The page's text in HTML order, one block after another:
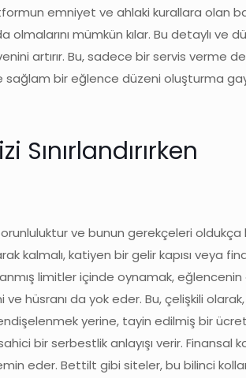
emniyet ve ahlaki kurallara olan
mümkün kılar. Bu detaylı ve
artırır. Bu, sadece bir servis verme
sağlam bir eğlence düzeni oluşturma
ve bunun gerekçeleri oldukça
kalmalı, katiyen bir gelir kapısı veya
limitler içinde oynamak, eğlencenin
hüsranı da yok eder. Bu, çelişkili
yerine, tayin edilmiş bir
bir serbestlik anlayışı verir. Finansal
eder. Bettilt gibi siteler, bu bilinci